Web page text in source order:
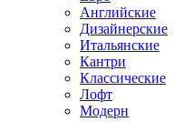
Английские
Дизайнерские
Итальянские
Кантри
Классические
Лофт
Модерн